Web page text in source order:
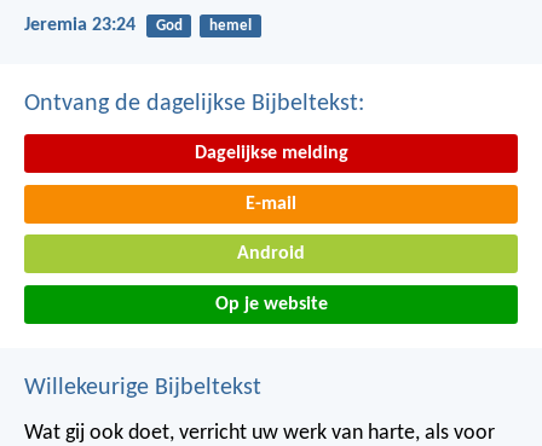
Jeremia 23:24 God hemel
Ontvang de dagelijkse Bijbeltekst:
Dagelijkse melding
E-mail
Android
Op je website
Willekeurige Bijbeltekst
Wat gij ook doet, verricht uw werk van harte, als voor